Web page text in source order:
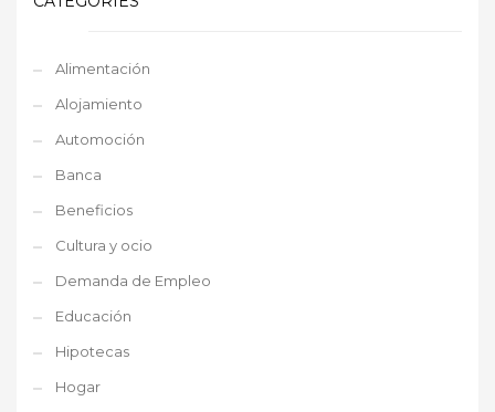
Alimentación
Alojamiento
Automoción
Banca
Beneficios
Cultura y ocio
Demanda de Empleo
Educación
Hipotecas
Hogar